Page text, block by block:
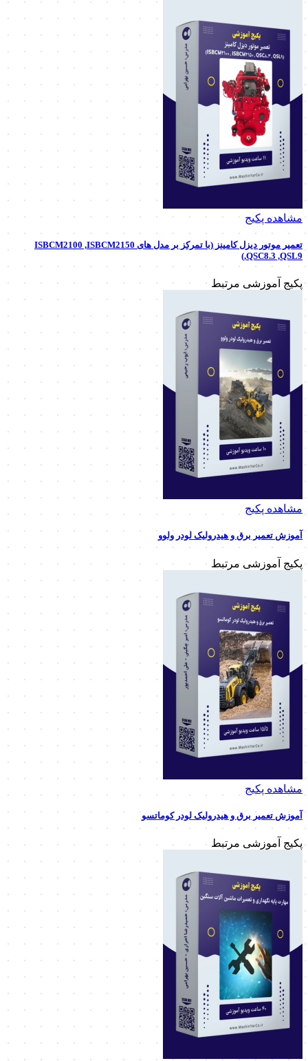
مشاهده پکیج
تعمیر موتور دیزل کامینز (با تمرکز بر مدل های ISBCM2100 ,ISBCM2150
,QSC8.3 ,QSL9)
پکیج آموزشی مرتبط
مشاهده پکیج
آموزش تعمیر برق و هیدرولیک لودر ولوو
پکیج آموزشی مرتبط
مشاهده پکیج
آموزش تعمیر برق و هیدرولیک لودر کوماتسو
پکیج آموزشی مرتبط